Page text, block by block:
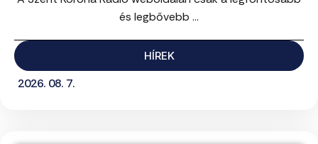
és legbővebb ...
HÍREK
2026. 08. 7.